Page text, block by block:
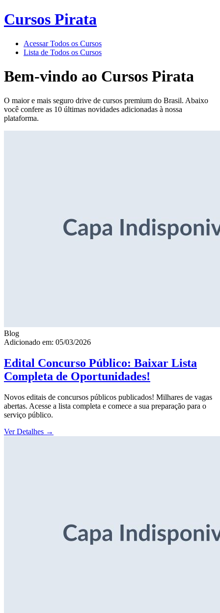
Cursos Pirata
Acessar Todos os Cursos
Lista de Todos os Cursos
Bem-vindo ao Cursos Pirata
O maior e mais seguro drive de cursos premium do Brasil. Abaixo
você confere as 10 últimas novidades adicionadas à nossa
plataforma.
Blog
Adicionado em: 05/03/2026
Edital Concurso Público: Baixar Lista
Completa de Oportunidades!
Novos editais de concursos públicos publicados! Milhares de vagas
abertas. Acesse a lista completa e comece a sua preparação para o
serviço público.
Ver Detalhes →